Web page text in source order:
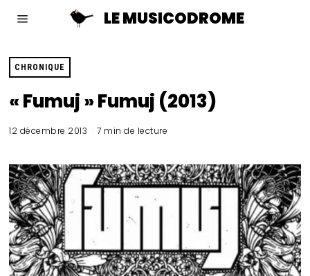
LE MUSICODROME
CHRONIQUE
« Fumuj » Fumuj (2013)
12 décembre 2013 7 min de lecture